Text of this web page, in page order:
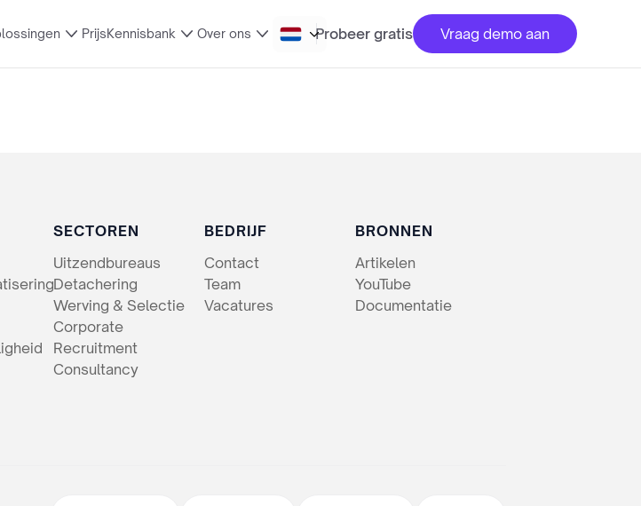
PrijsKennisbank Over ons Probeer gratis Vraag demo aan
SECTOREN
Uitzendbureaus
Detachering
Werving & Selectie
Corporate
Recruitment
Consultancy
BEDRIJF
Contact
Team
Vacatures
BRONNEN
Artikelen
YouTube
Documentatie